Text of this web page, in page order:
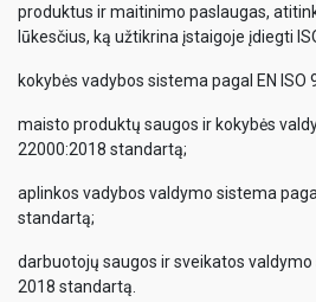
produktus ir maitinimo paslaugas,
lūkesčius, ką užtikrina įstaigoje įdiegti
kokybės vadybos sistema pagal EN
maisto produktų saugos ir kokybės
22000:2018 standartą;
aplinkos vadybos valdymo sistema
standartą;
darbuotojų saugos ir sveikatos
2018 standartą.